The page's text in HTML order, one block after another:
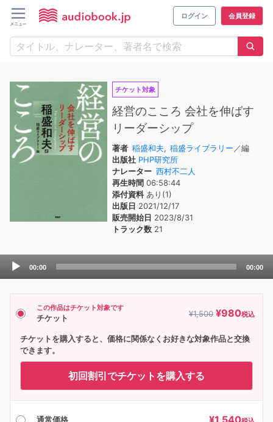
ログイン 会員登録
チケット対象
経営のこころ 会社を伸ばす
リーダーシップ
著者 稲盛和夫, 稲盛ライブラリー ／編
出版社 PHP研究所
ナレーター 西村不二人
再生時間 06:58:44
添付資料あり(1)
出版日 2021/12/17
販売開始日 2023/8/31
トラック数 21
Audio
00:00 00:00
この作品はチケット対象です
チケット ¥1,500 ¥980税込
チケットを購入すると、価格に関係なくお好きな対象作品と交換
できます。
初回割引でチケットを購入する
通常価格 ¥1,540